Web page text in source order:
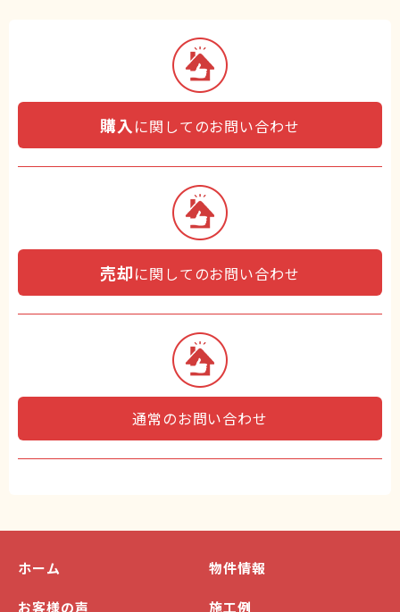
購入 に関してのお問い合わせ
売却に関してのお問い合わせ
通常のお問い合わせ
ホーム 物件情報
お客様の声 施工例